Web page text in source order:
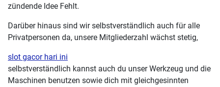
zündende Idee Fehlt.
Darüber hinaus sind wir selbstverständlich auch für alle
Privatpersonen da, unsere Mitgliederzahl wächst stetig,
slot gacor hari ini
selbstverständlich kannst auch du unser Werkzeug und die
Maschinen benutzen sowie dich mit gleichgesinnten